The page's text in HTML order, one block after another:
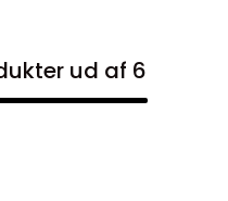
ud af 6